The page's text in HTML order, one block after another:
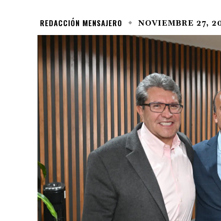
REDACCIÓN MENSAJERO NOVIEMBRE 27,